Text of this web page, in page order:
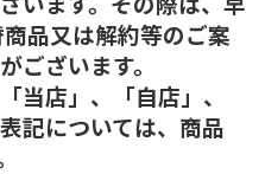
品又は解約等のご案
ございます。
当店」、「自店」、
記については、商品